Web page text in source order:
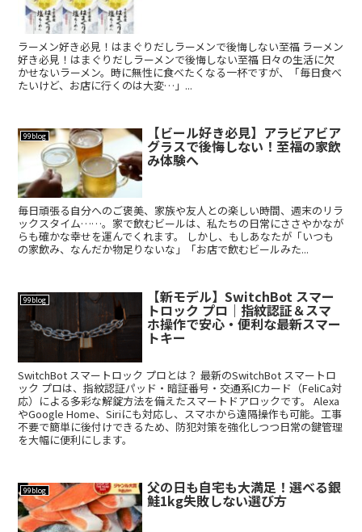
ラーメン好き必見！はまぐりだしラーメンで後悔しない至福 ラーメン
好き必見！はまぐりだしラーメンで後悔しない至福 日々の生活に欠
かせないラーメン。時に無性に食べたくなる一杯ですが、「毎日食べ
たいけど、お店に行くのは大変…」...
99blog 【ビール好き必見】アラビアビア
グラスで後悔しない！至福の家飲
み体験へ
毎日頑張る自分へのご褒美、家族や友人との楽しい時間、週末のリラ
ックスタイム……。家で飲むビールは、私たちの日常にささやかなが
らも確かな幸せを運んでくれます。 しかし、もしあなたが「いつも
の家飲み、なんだか物足りないな」「お店で飲むビールみた...
99blog 【新モデル】SwitchBot スマー
トロック プロ｜指紋認証＆スマ
ホ操作で安心・便利な最新スマー
トキー
SwitchBot スマートロック プロとは？ 最新のSwitchBot スマートロ
ック プロは、指紋認証パッド・暗証番号・交通系ICカード（FeliCa対
応）による多彩な解錠方法を備えたスマートドアロックです。 Alexa
やGoogle Home、Siriにも対応し、スマホから遠隔操作も可能。工事
不要で簡単に後付けできるため、防犯対策を強化しつつ日常の鍵管理
を大幅に便利にします。
99blog 父の日も自宅も大満足！選べる銀
鮭1kg失敗しない選び方